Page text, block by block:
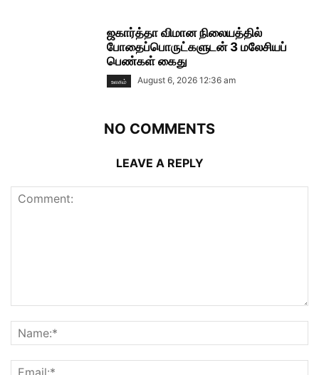
ஜகார்த்தா விமான நிலையத்தில்
போதைப்பொருட்களுடன் 3 மலேசியப்
பெண்கள் கைது
உலகம் August 6, 2026 12:36 am
NO COMMENTS
LEAVE A REPLY